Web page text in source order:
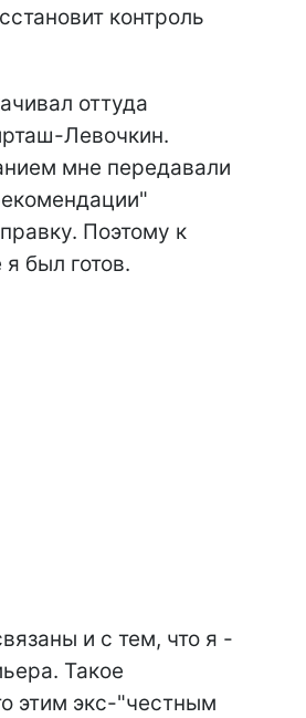
контроль
оттуда
Левочкин.
мне передавали
Поэтому к
я был готов.
и с тем, что я -
Такое
этим экс-"честным